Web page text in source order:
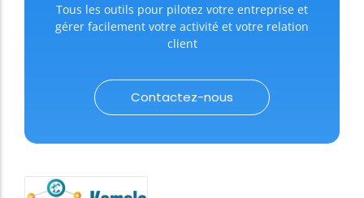
Tous les outils pour pilotez votre entreprise et
gérer facilement votre activité et votre relation
client
Contactez-nous